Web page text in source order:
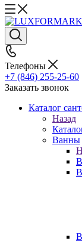
Телефоны
+7 (846) 255-25-60
Заказать звонок
Каталог
Назад
Ванны